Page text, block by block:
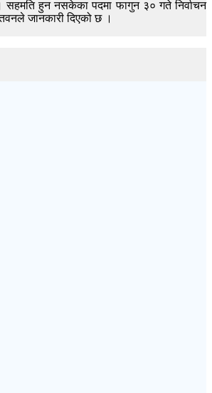
हुन नसकेका पदमा फागुन ३० गते निर्वाचन
जानकारी दिएको छ ।